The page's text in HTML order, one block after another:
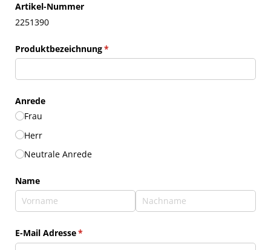
Artikel-Nummer
2251390
Produktbezeichnung*
(erforderlich)
Anrede
Frau
Herr
Neutrale Anrede
Name
E-Mail Adresse*
(erforderlich)